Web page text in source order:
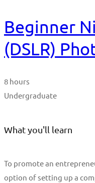
Beginner
(DSLR)
8 hours
Undergraduate
What you'll learn
To promote an
option of setting up a